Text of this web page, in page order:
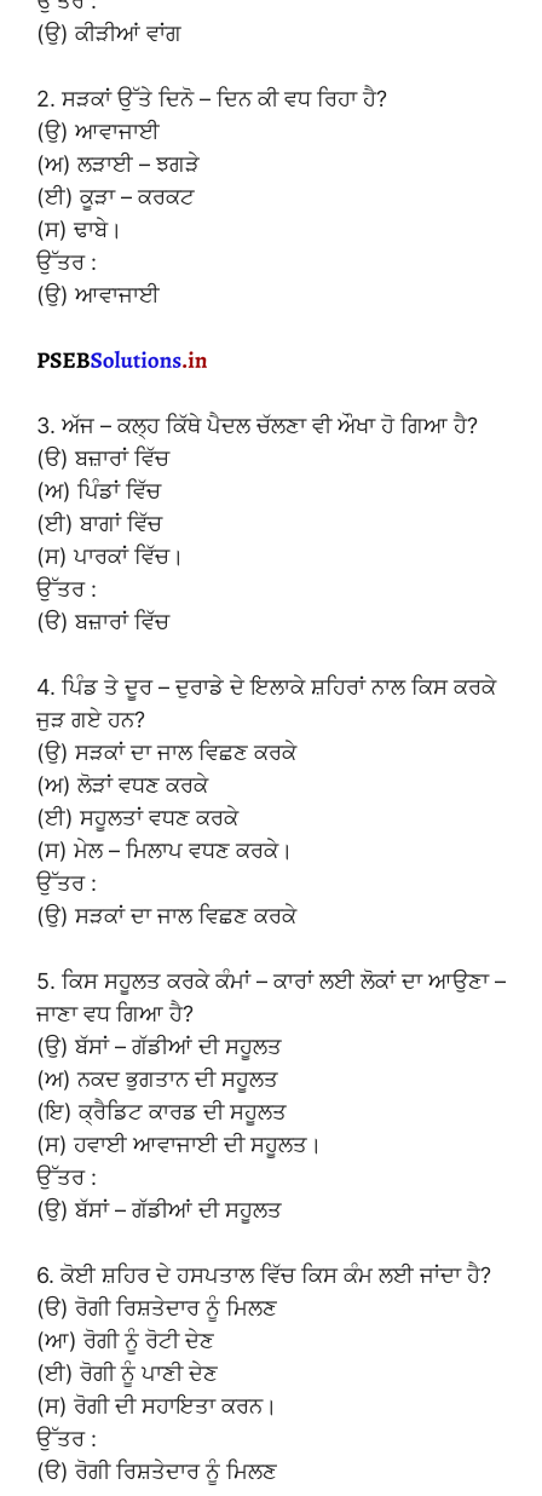
(ਉ) ਕੀੜੀਆਂ ਵਾਂਗ
2. ਸੜਕਾਂ ਉੱਤੇ ਦਿਨੋ – ਦਿਨ ਕੀ ਵਧ ਰਿਹਾ ਹੈ?
(ਉ) ਆਵਾਜਾਈ
(ਅ) ਲੜਾਈ – ਝਗੜੇ
(ਈ) ਕੂੜਾ – ਕਰਕਟ
(ਸ) ਢਾਬੇ।
ਉੱਤਰ :
(ਉ) ਆਵਾਜਾਈ
3. ਅੱਜ – ਕਲ੍ਹ ਕਿੱਥੇ ਪੈਦਲ ਚੱਲਣਾ ਵੀ ਔਖਾ ਹੋ ਗਿਆ ਹੈ?
(ੳ) ਬਜ਼ਾਰਾਂ ਵਿੱਚ
(ਅ) ਪਿੰਡਾਂ ਵਿੱਚ
(ਈ) ਬਾਗਾਂ ਵਿੱਚ
(ਸ) ਪਾਰਕਾਂ ਵਿੱਚ।
ਉੱਤਰ :
(ੳ) ਬਜ਼ਾਰਾਂ ਵਿੱਚ
4. ਪਿੰਡ ਤੇ ਦੂਰ – ਦੁਰਾਡੇ ਦੇ ਇਲਾਕੇ ਸ਼ਹਿਰਾਂ ਨਾਲ ਕਿਸ ਕਰਕੇ
ਜੁੜ ਗਏ ਹਨ?
(ਉ) ਸੜਕਾਂ ਦਾ ਜਾਲ ਵਿਛਣ ਕਰਕੇ
(ਅ) ਲੋੜਾਂ ਵਧਣ ਕਰਕੇ
(ਈ) ਸਹੂਲਤਾਂ ਵਧਣ ਕਰਕੇ
(ਸ) ਮੇਲ – ਮਿਲਾਪ ਵਧਣ ਕਰਕੇ।
ਉੱਤਰ :
(ਉ) ਸੜਕਾਂ ਦਾ ਜਾਲ ਵਿਛਣ ਕਰਕੇ
5. ਕਿਸ ਸਹੂਲਤ ਕਰਕੇ ਕੰਮਾਂ – ਕਾਰਾਂ ਲਈ ਲੋਕਾਂ ਦਾ ਆਉਣਾ –
ਜਾਣਾ ਵਧ ਗਿਆ ਹੈ?
(ਉ) ਬੱਸਾਂ – ਗੱਡੀਆਂ ਦੀ ਸਹੂਲਤ
(ਅ) ਨਕਦ ਭੁਗਤਾਨ ਦੀ ਸਹੂਲਤ
(ਇ) ਕ੍ਰੈਡਿਟ ਕਾਰਡ ਦੀ ਸਹੂਲਤ
(ਸ) ਹਵਾਈ ਆਵਾਜਾਈ ਦੀ ਸਹੂਲਤ।
ਉੱਤਰ :
(ਉ) ਬੱਸਾਂ – ਗੱਡੀਆਂ ਦੀ ਸਹੂਲਤ
6. ਕੋਈ ਸ਼ਹਿਰ ਦੇ ਹਸਪਤਾਲ ਵਿੱਚ ਕਿਸ ਕੰਮ ਲਈ ਜਾਂਦਾ ਹੈ?
(ੳ) ਰੋਗੀ ਰਿਸ਼ਤੇਦਾਰ ਨੂੰ ਮਿਲਣ
(ਆ) ਰੋਗੀ ਨੂੰ ਰੋਟੀ ਦੇਣ
(ਈ) ਰੋਗੀ ਨੂੰ ਪਾਣੀ ਦੇਣ
(ਸ) ਰੋਗੀ ਦੀ ਸਹਾਇਤਾ ਕਰਨ।
ਉੱਤਰ :
(ੳ) ਰੋਗੀ ਰਿਸ਼ਤੇਦਾਰ ਨੂੰ ਮਿਲਣ